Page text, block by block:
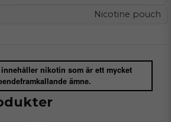
Nicotine pouch
nikotin som är ett mycket
ämne.